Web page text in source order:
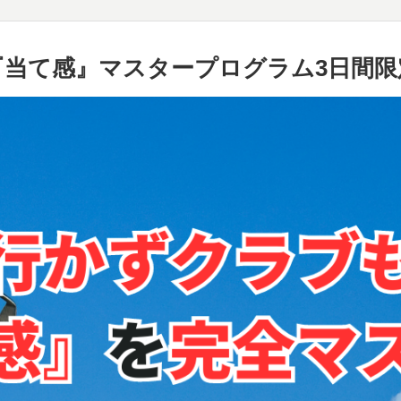
て感』マスタープログラム3日間